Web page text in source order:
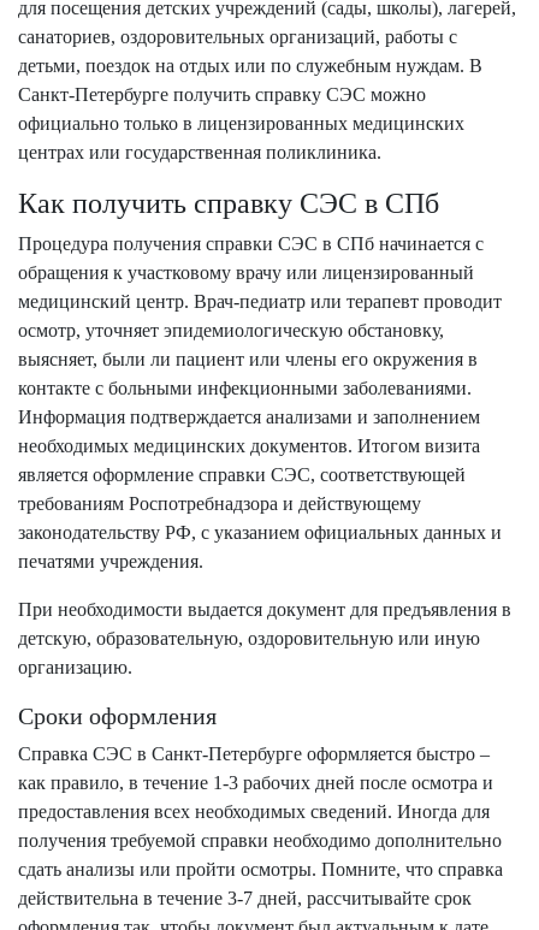
для посещения детских учреждений (сады, школы), лагерей,
санаториев, оздоровительных организаций, работы с
детьми, поездок на отдых или по служебным нуждам. В
Санкт-Петербурге получить справку СЭС можно
официально только в лицензированных медицинских
центрах или государственная поликлиника.
Как получить справку СЭС в СПб
Процедура получения справки СЭС в СПб начинается с
обращения к участковому врачу или лицензированный
медицинский центр. Врач-педиатр или терапевт проводит
осмотр, уточняет эпидемиологическую обстановку,
выясняет, были ли пациент или члены его окружения в
контакте с больными инфекционными заболеваниями.
Информация подтверждается анализами и заполнением
необходимых медицинских документов. Итогом визита
является оформление справки СЭС, соответствующей
требованиям Роспотребнадзора и действующему
законодательству РФ, с указанием официальных данных и
печатями учреждения.
При необходимости выдается документ для предъявления в
детскую, образовательную, оздоровительную или иную
организацию.
Сроки оформления
Справка СЭС в Санкт-Петербурге оформляется быстро –
как правило, в течение 1-3 рабочих дней после осмотра и
предоставления всех необходимых сведений. Иногда для
получения требуемой справки необходимо дополнительно
сдать анализы или пройти осмотры. Помните, что справка
действительна в течение 3-7 дней, рассчитывайте срок